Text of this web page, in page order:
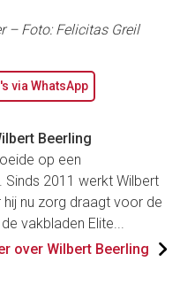
– Foto: Felicitas Greil
via WhatsApp
Beerling
op een
2011 werkt Wilbert
hij nu zorg draagt voor de
vakbladen Elite...
over Wilbert Beerling